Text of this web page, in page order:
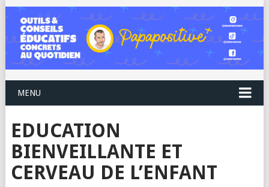
MENU
EDUCATION
BIENVEILLANTE ET
CERVEAU DE L’ENFANT